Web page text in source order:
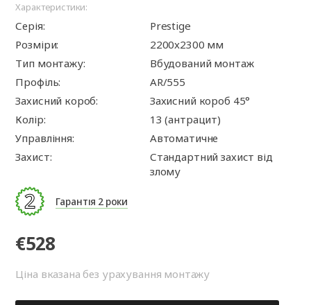
Характеристики:
Серія:
Prestige
Розміри:
2200x2300 мм
Тип монтажу:
Вбудований монтаж
Профіль:
AR/555
Захисний короб:
Захисний короб 45°
Колір:
13 (антрацит)
Управління:
Автоматичне
Захист:
Стандартний захист від
злому
Гарантія 2 роки
€528
Ціна вказана без урахування монтажу